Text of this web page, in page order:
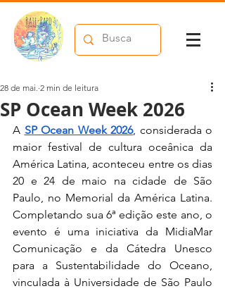
SP Ocean Week 2026
28 de mai. 2 min de leitura
A SP Ocean Week 2026, considerada o
maior festival de cultura oceânica da
América Latina, aconteceu entre os dias
20 e 24 de maio na cidade de São
Paulo, no Memorial da América Latina.
Completando sua 6ª edição este ano, o
evento é uma iniciativa da MidiaMar
Comunicação e da Cátedra Unesco
para a Sustentabilidade do Oceano,
vinculada à Universidade de São Paulo